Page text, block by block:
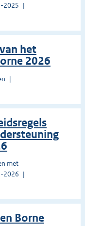
2025
het
2026
met
2026
Borne